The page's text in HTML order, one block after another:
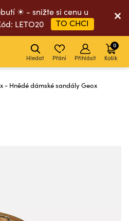
☀ - snižte si cenu u
LETO20
TO CHCI
Hledat Přání Přihlásit Košík
0
- Hnědé dámské sandály Geox